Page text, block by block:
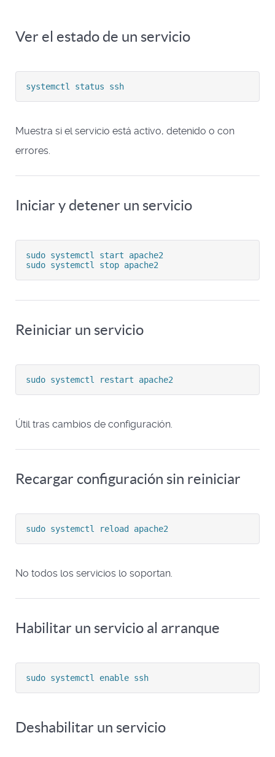
Ver el estado de un servicio
systemctl status ssh
Muestra si el servicio está activo, detenido o con
errores.
Iniciar y detener un servicio
sudo systemctl start apache2
sudo systemctl stop apache2
Reiniciar un servicio
sudo systemctl restart apache2
Útil tras cambios de configuración.
Recargar configuración sin reiniciar
sudo systemctl reload apache2
No todos los servicios lo soportan.
Habilitar un servicio al arranque
sudo systemctl enable ssh
Deshabilitar un servicio